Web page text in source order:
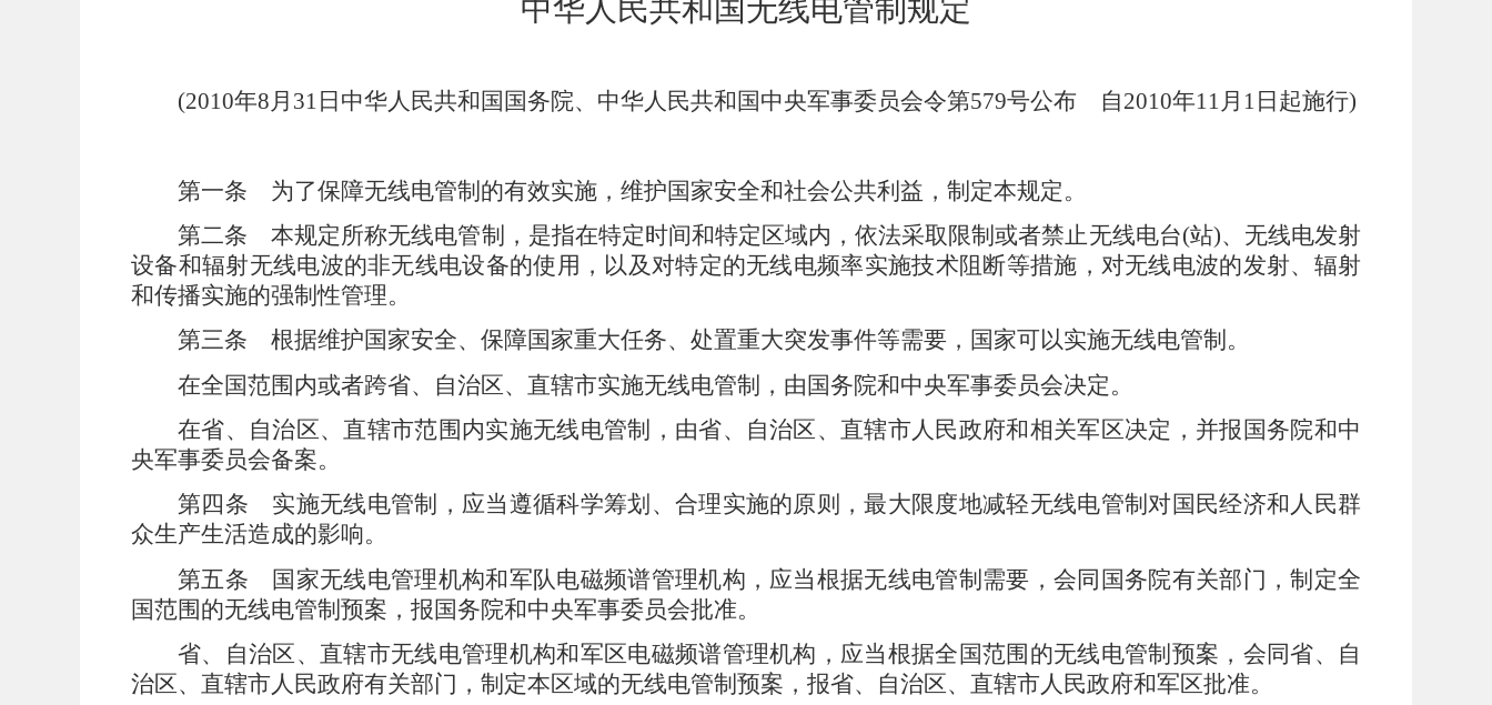
中华人民共和国无线电管制规定
(2010年8月 31 日中华人民共和国国务院、中华人民共和国中央军事委员会令第579号公布 自2010年11月 1 日起施行)
第一条 为了保障无线电管制的有效实施，维护国家安全和社会公共利益，制定本规定。
第二条 本规定所称无线电管制，是指在特定时间和特定区域内，依法采取限制或者禁止无线电台(站)、无线电发射
设备和辐射无线电波的非无线电设备的使用，以及对特定的无线电频率实施技术阻断等措施，对无线电波的发射、辐射
和传播实施的强制性管理。
第三条 根据维护国家安全、保障国家重大任务、处置重大突发事件等需要，国家可以实施无线电管制。
在全国范围内或者跨省、自治区、直辖市实施无线电管制，由国务院和中央军事委员会决定。
在省、自治区、直辖市范围内实施无线电管制，由省、自治区、直辖市人民政府和相关军区决定，并报国务院和中
央军事委员会备案。
第四条 实施无线电管制，应当遵循科学筹划、合理实施的原则，最大限度地减轻无线电管制对国民经济和人民群
众生产生活造成的影响。
第五条 国家无线电管理机构和军队电磁频谱管理机构，应当根据无线电管制需要，会同国务院有关部门，制定全
国范围的无线电管制预案，报国务院和中央军事委员会批准。
省、自治区、直辖市无线电管理机构和军区电磁频谱管理机构，应当根据全国范围的无线电管制预案，会同省、自
治区、直辖市人民政府有关部门，制定本区域的无线电管制预案，报省、自治区、直辖市人民政府和军区批准。